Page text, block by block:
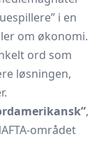
i en
om økonomi.
ord som
løsningen,
,
området